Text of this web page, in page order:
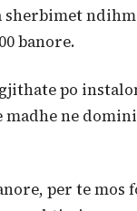
banore.
po
ne
per te